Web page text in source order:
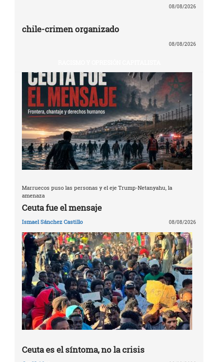
08/08/2026
chile-crimen organizado
08/08/2026
Marruecos puso las personas y el eje Trump-Netanyahu, la
amenaza
Ceuta fue el mensaje
Ismael Sánchez Castillo 08/08/2026
Ceuta es el síntoma, no la crisis